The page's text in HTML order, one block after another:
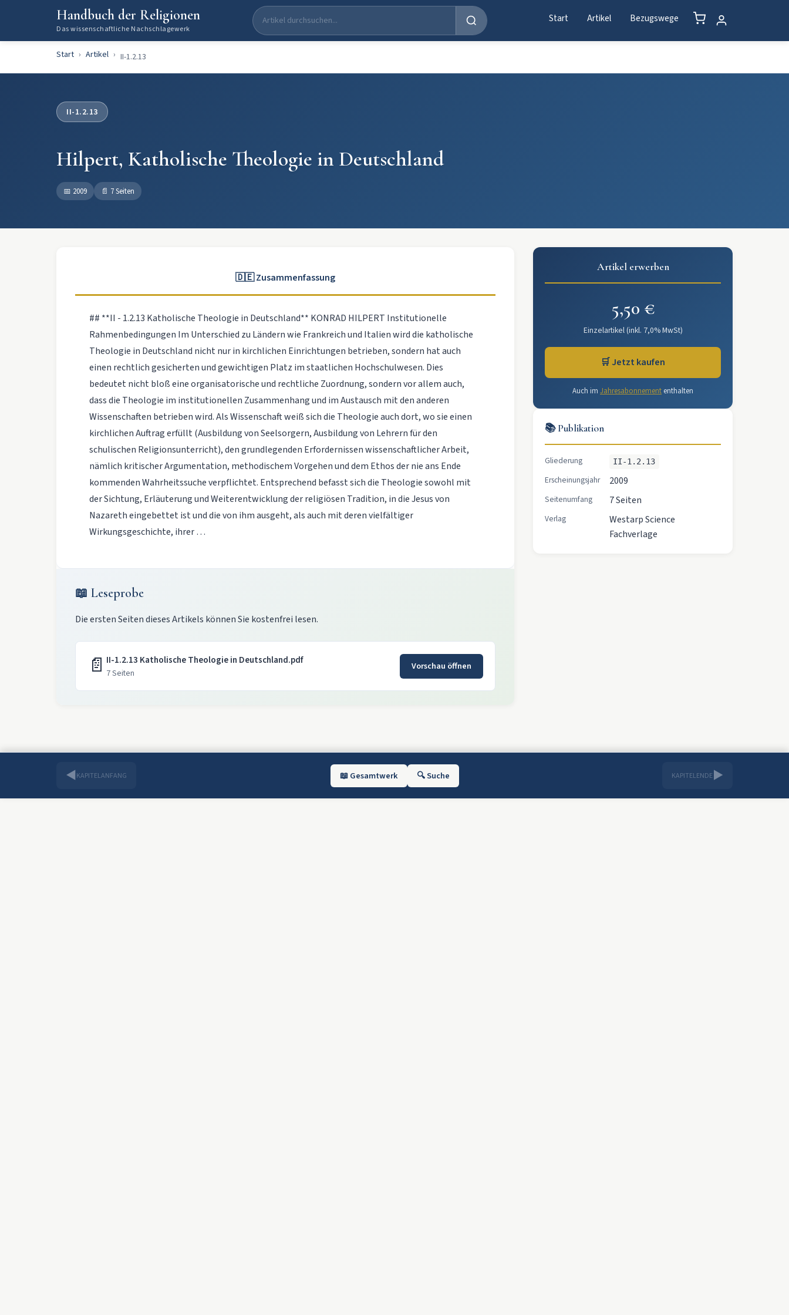
Handbuch der Religionen
Das wissenschaftliche Nachschlagewerk
Start Artikel Bezugswege
Start Artikel II-1.2.13
II-1.2.13
Hilpert, Katholische Theologie in Deutschland
📅 2009 📄 7 Seiten
🇩🇪 Zusammenfassung
## **II - 1.2.13 Katholische Theologie in Deutschland** KONRAD HILPERT Institutionelle
Rahmenbedingungen Im Unterschied zu Ländern wie Frankreich und Italien wird die katholische
Theologie in Deutschland nicht nur in kirchlichen Einrichtungen betrieben, sondern hat auch
einen rechtlich gesicherten und gewichtigen Platz im staatlichen Hochschulwesen. Dies
bedeutet nicht bloß eine organisatorische und rechtliche Zuordnung, sondern vor allem auch,
dass die Theologie im institutionellen Zusammenhang und im Austausch mit den anderen
Wissenschaften betrieben wird. Als Wissenschaft weiß sich die Theologie auch dort, wo sie einen
kirchlichen Auftrag erfüllt (Ausbildung von Seelsorgern, Ausbildung von Lehrern für den
schulischen Religionsunterricht), den grundlegenden Erfordernissen wissenschaftlicher Arbeit,
nämlich kritischer Argumentation, methodischem Vorgehen und dem Ethos der nie ans Ende
kommenden Wahrheitssuche verpflichtet. Entsprechend befasst sich die Theologie sowohl mit
der Sichtung, Erläuterung und Weiterentwicklung der religiösen Tradition, in die Jesus von
Nazareth eingebettet ist und die von ihm ausgeht, als auch mit deren vielfältiger
Wirkungsgeschichte, ihrer …
📖 Leseprobe
Die ersten Seiten dieses Artikels können Sie kostenfrei lesen.
📄 II-1.2.13 Katholische Theologie in Deutschland.pdf
7 Seiten
Vorschau öffnen
Artikel erwerben
5,50 €
Einzelartikel (inkl. 7,0% MwSt)
🛒 Jetzt kaufen
Auch im Jahresabonnement enthalten
📚 Publikation
Gliederung II-1.2.13
Erscheinungsjahr 2009
Seitenumfang 7 Seiten
Verlag
Westarp Science
Fachverlage
◀KAPITELANFANG 📖 Gesamtwerk 🔍 Suche KAPITELENDE▶